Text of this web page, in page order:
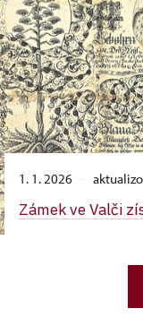
1. 1. 2026
Zámek ve Valči